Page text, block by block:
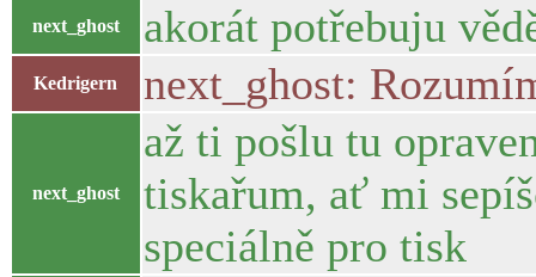
next_ghost akorát potřebuju
Kedrigern next_ghost:
next_ghost
až ti pošlu tu
tiskařum, ať mi
speciálně pro tisk